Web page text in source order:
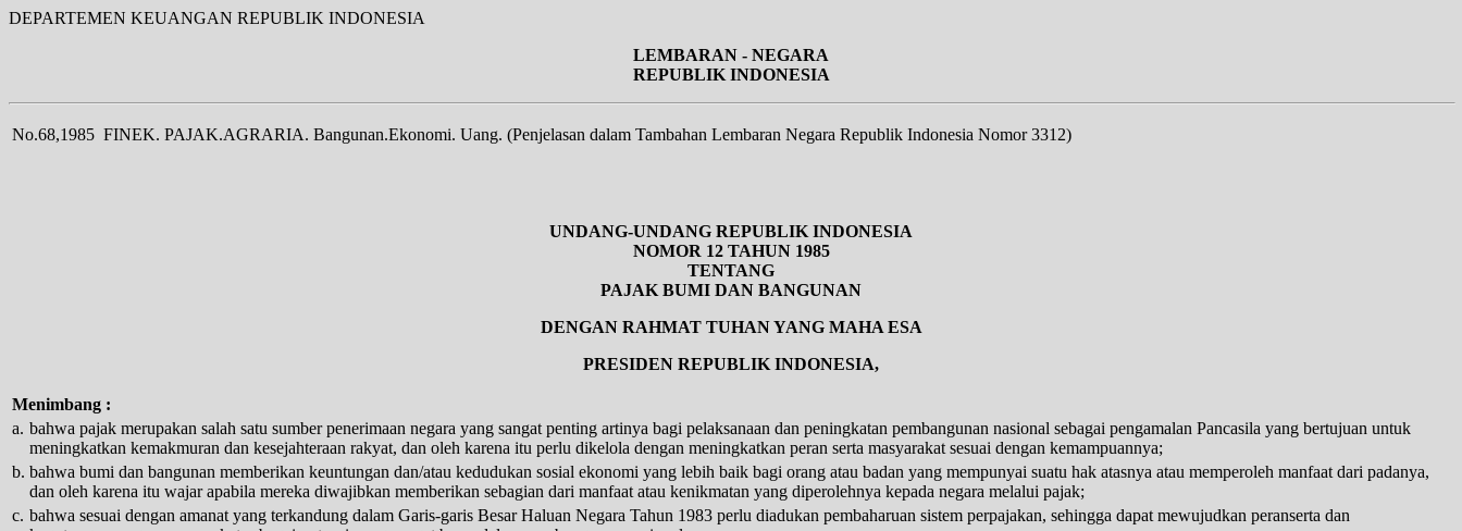
DEPARTEMEN KEUANGAN REPUBLIK INDONESIA
LEMBARAN - NEGARA
REPUBLIK INDONESIA
No.68,1985 FINEK. PAJAK.AGRARIA. Bangunan.Ekonomi. Uang. (Penjelasan dalam Tambahan Lembaran Negara Republik Indonesia Nomor 3312)
UNDANG-UNDANG REPUBLIK INDONESIA
NOMOR 12 TAHUN 1985
TENTANG
PAJAK BUMI DAN BANGUNAN
DENGAN RAHMAT TUHAN YANG MAHA ESA
PRESIDEN REPUBLIK INDONESIA,
Menimbang :
a. bahwa pajak merupakan salah satu sumber penerimaan negara yang sangat penting artinya bagi pelaksanaan dan peningkatan pembangunan nasional sebagai pengamalan Pancasila yang bertujuan untuk
meningkatkan kemakmuran dan kesejahteraan rakyat, dan oleh karena itu perlu dikelola dengan meningkatkan peran serta masyarakat sesuai dengan kemampuannya;
b. bahwa bumi dan bangunan memberikan keuntungan dan/atau kedudukan sosial ekonomi yang lebih baik bagi orang atau badan yang mempunyai suatu hak atasnya atau memperoleh manfaat dari padanya,
dan oleh karena itu wajar apabila mereka diwajibkan memberikan sebagian dari manfaat atau kenikmatan yang diperolehnya kepada negara melalui pajak;
c. bahwa sesuai dengan amanat yang terkandung dalam Garis-garis Besar Haluan Negara Tahun 1983 perlu diadukan pembaharuan sistem perpajakan, sehingga dapat mewujudkan peranserta dan